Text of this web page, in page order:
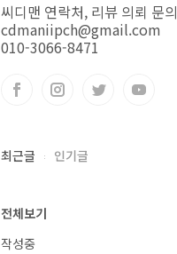
씨디맨 연락처, 리뷰 의뢰 문의
cdmaniipch@gmail.com
010-3066-8471
최근글 인기글
전체보기
작성중